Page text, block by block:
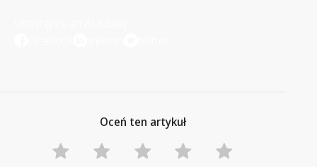
Oceń ten artykuł